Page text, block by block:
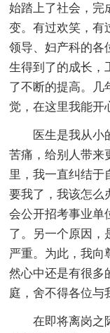
始踏上了社会，完
变。有过欢笑，有
领导、妇产科的各
生得到了的成长，
了不断的提高。几
觉，在这里我能开
医生是我从小的
苦痛，给别人带来
里，我一直纠结于
要我了，我该怎么
会公开招考事业单
了。另一个原因，
严重。为此，我向
然心中还是有很多
庭，舍不得各位与
在即将离岗之际